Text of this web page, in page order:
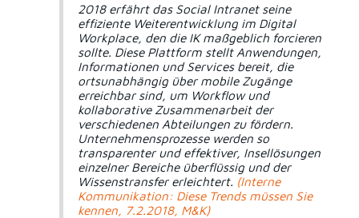
2018 erfährt das Social Intranet seine
effiziente Weiterentwicklung im Digital
Workplace, den die IK maßgeblich forcieren
sollte. Diese Plattform stellt Anwendungen,
Informationen und Services bereit, die
ortsunabhängig über mobile Zugänge
erreichbar sind, um Workflow und
kollaborative Zusammenarbeit der
verschiedenen Abteilungen zu fördern.
Unternehmensprozesse werden so
transparenter und effektiver, Insellösungen
einzelner Bereiche überflüssig und der
Wissenstransfer erleichtert. (Interne
Kommunikation: Diese Trends müssen Sie
kennen, 7.2.2018, M&K)